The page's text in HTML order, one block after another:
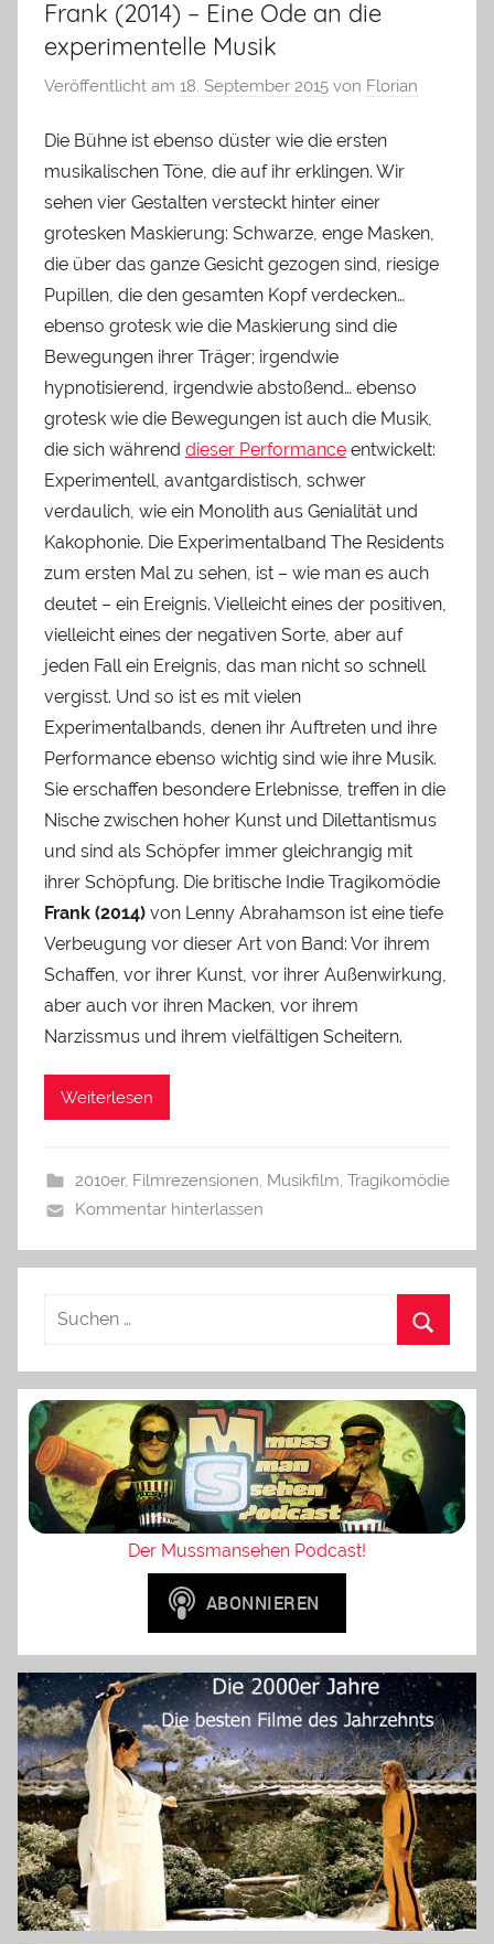
Frank (2014) – Eine Ode an die
experimentelle Musik
Veröffentlicht am 18. September 2015 von Florian
Die Bühne ist ebenso düster wie die ersten
musikalischen Töne, die auf ihr erklingen. Wir
sehen vier Gestalten versteckt hinter einer
grotesken Maskierung: Schwarze, enge Masken,
die über das ganze Gesicht gezogen sind, riesige
Pupillen, die den gesamten Kopf verdecken…
ebenso grotesk wie die Maskierung sind die
Bewegungen ihrer Träger; irgendwie
hypnotisierend, irgendwie abstoßend… ebenso
grotesk wie die Bewegungen ist auch die Musik,
die sich während dieser Performance entwickelt:
Experimentell, avantgardistisch, schwer
verdaulich, wie ein Monolith aus Genialität und
Kakophonie. Die Experimentalband The Residents
zum ersten Mal zu sehen, ist – wie man es auch
deutet – ein Ereignis. Vielleicht eines der positiven,
vielleicht eines der negativen Sorte, aber auf
jeden Fall ein Ereignis, das man nicht so schnell
vergisst. Und so ist es mit vielen
Experimentalbands, denen ihr Auftreten und ihre
Performance ebenso wichtig sind wie ihre Musik.
Sie erschaffen besondere Erlebnisse, treffen in die
Nische zwischen hoher Kunst und Dilettantismus
und sind als Schöpfer immer gleichrangig mit
ihrer Schöpfung. Die britische Indie Tragikomödie
Frank (2014) von Lenny Abrahamson ist eine tiefe
Verbeugung vor dieser Art von Band: Vor ihrem
Schaffen, vor ihrer Kunst, vor ihrer Außenwirkung,
aber auch vor ihren Macken, vor ihrem
Narzissmus und ihrem vielfältigen Scheitern.
Weiterlesen
2010er, Filmrezensionen, Musikfilm, Tragikomödie
Kommentar hinterlassen
Der Mussmansehen Podcast!